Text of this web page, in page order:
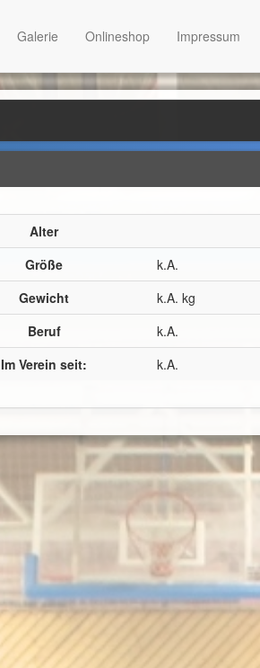
Alter
Größe
k.A.
Gewicht
k.A. kg
Beruf
k.A.
Im Verein seit:
k.A.
Galerie Onlineshop Impressum